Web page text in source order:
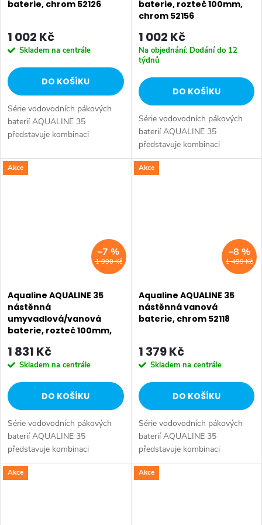
baterie, chrom 52126
1 002 Kč
Skladem na centrále
DO KOŠÍKU
Série vodovodních pákových
baterií AQUALINE 35
představuje kombinaci
designu a kvality provedení za
příznivou cenu. Série:
baterie, rozteč 100mm,
chrom 52156
1 002 Kč
Na objednání: Dodání do 12
týdnů
DO KOŠÍKU
Série vodovodních pákových
baterií AQUALINE 35
představuje kombinaci
tradičního jednoduchého
designu a kvality provedení za
Akce
1 990 Kč
–7 %
Aqualine AQUALINE 35
nástěnná
umyvadlová/vanová
baterie, rozteč 100mm,
1 831 Kč
Skladem na centrále
DO KOŠÍKU
Série vodovodních pákových
baterií AQUALINE 35
představuje kombinaci
tradičního jednoduchého
designu a kvality provedení za
Akce
1 499 Kč
–8 %
Aqualine AQUALINE 35
nástěnná vanová
baterie, chrom 52118
1 379 Kč
Skladem na centrále
DO KOŠÍKU
Série vodovodních pákových
baterií AQUALINE 35
představuje kombinaci
tradičního jednoduchého
designu a kvality provedení za
Akce Akce